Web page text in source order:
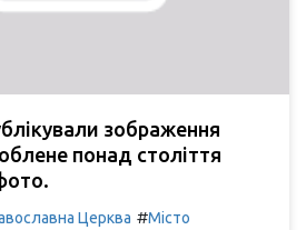
зображення
понад століття
Церква #Місто